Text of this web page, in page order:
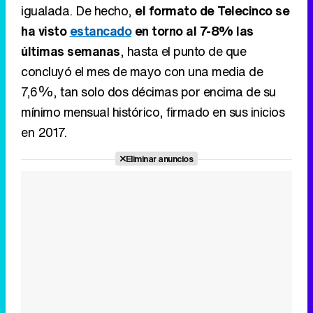
mínimo mensual histórico, firmado en sus inicios
en 2017.